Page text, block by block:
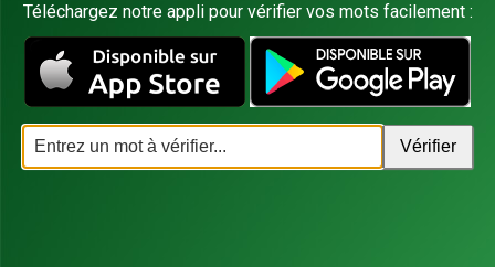
Téléchargez notre appli pour vérifier vos mots facilement :